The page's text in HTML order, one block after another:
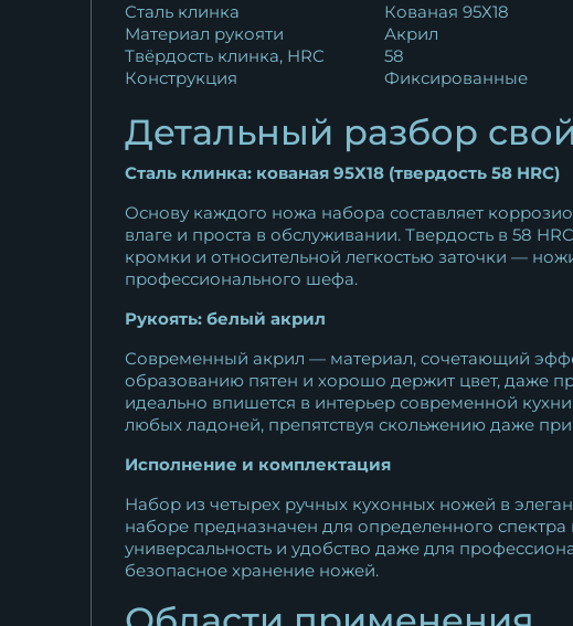
Сталь клинка
Кованая 95Х18
Материал рукояти
Акрил
Твёрдость клинка, HRC
58
Конструкция
Фиксированные
Детальный разбор
Сталь клинка: кованая 95Х18 (твердость 58 HRC)
Основу каждого ножа набора составляет
влаге и проста в обслуживании. Твердость в 58
кромки и относительной легкостью заточки —
профессионального шефа.
Рукоять: белый акрил
Современный акрил — материал, сочетающий
образованию пятен и хорошо держит цвет, даже
идеально впишется в интерьер современной
любых ладоней, препятствуя скольжению даже
Исполнение и комплектация
Набор из четырех ручных кухонных ножей в
наборе предназначен для определенного
универсальность и удобство даже для
безопасное хранение ножей.